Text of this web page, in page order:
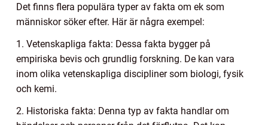
Det finns flera populära typer av fakta om ek som
människor söker efter. Här är några exempel:
1. Vetenskapliga fakta: Dessa fakta bygger på
empiriska bevis och grundlig forskning. De kan vara
inom olika vetenskapliga discipliner som biologi, fysik
och kemi.
2. Historiska fakta: Denna typ av fakta handlar om